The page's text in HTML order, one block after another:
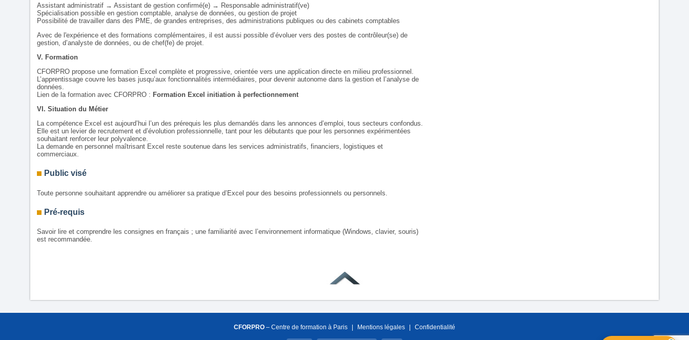
Assistant administratif → Assistant de gestion confirmé(e) → Responsable administratif(ve)
Spécialisation possible en gestion comptable, analyse de données, ou gestion de projet
Possibilité de travailler dans des PME, de grandes entreprises, des administrations publiques ou des cabinets comptables
Avec de l'expérience et des formations complémentaires, il est aussi possible d’évoluer vers des postes de contrôleur(se) de
gestion, d’analyste de données, ou de chef(fe) de projet.
V. Formation
CFORPRO propose une formation Excel complète et progressive, orientée vers une application directe en milieu professionnel.
L’apprentissage couvre les bases jusqu’aux fonctionnalités intermédiaires, pour devenir autonome dans la gestion et l’analyse de
données.
Lien de la formation avec CFORPRO : Formation Excel initiation à perfectionnement
VI. Situation du Métier
La compétence Excel est aujourd’hui l’un des prérequis les plus demandés dans les annonces d’emploi, tous secteurs confondus.
Elle est un levier de recrutement et d’évolution professionnelle, tant pour les débutants que pour les personnes expérimentées
souhaitant renforcer leur polyvalence.
La demande en personnel maîtrisant Excel reste soutenue dans les services administratifs, financiers, logistiques et
commerciaux.
Public visé
Toute personne souhaitant apprendre ou améliorer sa pratique d’Excel pour des besoins professionnels ou personnels.
Pré-requis
Savoir lire et comprendre les consignes en français ; une familiarité avec l’environnement informatique (Windows, clavier, souris)
est recommandée.
CFORPRO – Centre de formation à Paris | Mentions légales | Confidentialité